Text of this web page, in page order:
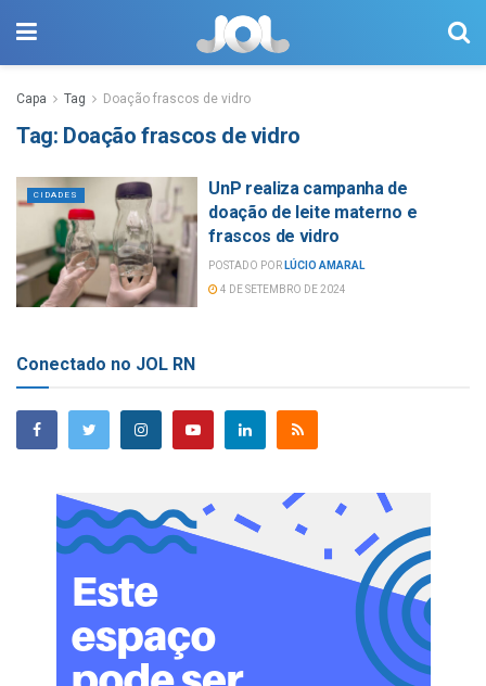
Capa Tag Doação frascos de vidro
Tag: Doação frascos de vidro
CIDADES
UnP realiza campanha de
doação de leite materno e
frascos de vidro
POSTADO POR LÚCIO AMARAL
4 DE SETEMBRO DE 2024
Conectado no JOL RN